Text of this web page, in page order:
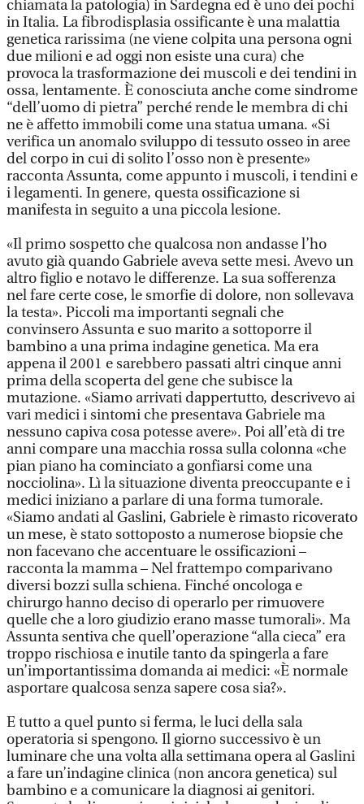
chiamata la patologia) in Sardegna ed è uno dei pochi
in Italia. La fibrodisplasia ossificante è una malattia
genetica rarissima (ne viene colpita una persona ogni
due milioni e ad oggi non esiste una cura) che
provoca la trasformazione dei muscoli e dei tendini in
ossa, lentamente. È conosciuta anche come sindrome
“dell’uomo di pietra” perché rende le membra di chi
ne è affetto immobili come una statua umana. «Si
verifica un anomalo sviluppo di tessuto osseo in aree
del corpo in cui di solito l’osso non è presente»
racconta Assunta, come appunto i muscoli, i tendini e
i legamenti. In genere, questa ossificazione si
manifesta in seguito a una piccola lesione.
«Il primo sospetto che qualcosa non andasse l’ho
avuto già quando Gabriele aveva sette mesi. Avevo un
altro figlio e notavo le differenze. La sua sofferenza
nel fare certe cose, le smorfie di dolore, non sollevava
la testa». Piccoli ma importanti segnali che
convinsero Assunta e suo marito a sottoporre il
bambino a una prima indagine genetica. Ma era
appena il 2001 e sarebbero passati altri cinque anni
prima della scoperta del gene che subisce la
mutazione. «Siamo arrivati dappertutto, descrivevo ai
vari medici i sintomi che presentava Gabriele ma
nessuno capiva cosa potesse avere». Poi all’età di tre
anni compare una macchia rossa sulla colonna «che
pian piano ha cominciato a gonfiarsi come una
nocciolina». Lì la situazione diventa preoccupante e i
medici iniziano a parlare di una forma tumorale.
«Siamo andati al Gaslini, Gabriele è rimasto ricoverato
un mese, è stato sottoposto a numerose biopsie che
non facevano che accentuare le ossificazioni –
racconta la mamma – Nel frattempo comparivano
diversi bozzi sulla schiena. Finché oncologa e
chirurgo hanno deciso di operarlo per rimuovere
quelle che a loro giudizio erano masse tumorali». Ma
Assunta sentiva che quell’operazione “alla cieca” era
troppo rischiosa e inutile tanto da spingerla a fare
un’importantissima domanda ai medici: «È normale
asportare qualcosa senza sapere cosa sia?».
E tutto a quel punto si ferma, le luci della sala
operatoria si spengono. Il giorno successivo è un
luminare che una volta alla settimana opera al Gaslini
a fare un’indagine clinica (non ancora genetica) sul
bambino e a comunicare la diagnosi ai genitori.